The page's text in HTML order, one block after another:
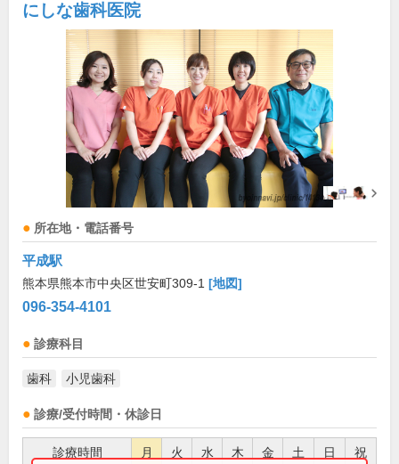
にしな歯科医院
所在地・電話番号
平成駅
熊本県熊本市中央区世安町309-1 [地図]
096-354-4101
診療科目
歯科 小児歯科
診療/受付時間・休診日
診療時間 月 火 水 木 金 土 日 祝